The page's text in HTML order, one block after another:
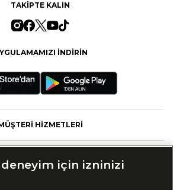
TAKİPTE KALIN
İNDİRİN
HİZMETLERİ
için izninizi